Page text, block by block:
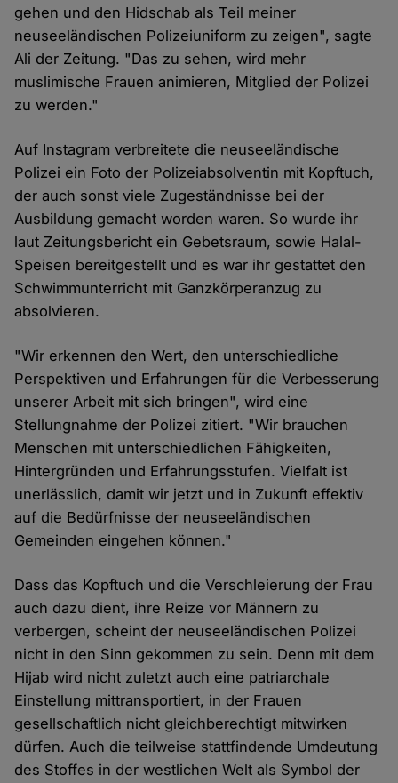
gehen und den Hidschab als Teil meiner
neuseeländischen Polizeiuniform zu zeigen", sagte
Ali der Zeitung. "Das zu sehen, wird mehr
muslimische Frauen animieren, Mitglied der Polizei
zu werden."
Auf Instagram verbreitete die neuseeländische
Polizei ein Foto der Polizeiabsolventin mit Kopftuch,
der auch sonst viele Zugeständnisse bei der
Ausbildung gemacht worden waren. So wurde ihr
laut Zeitungsbericht ein Gebetsraum, sowie Halal-
Speisen bereitgestellt und es war ihr gestattet den
Schwimmunterricht mit Ganzkörperanzug zu
absolvieren.
"Wir erkennen den Wert, den unterschiedliche
Perspektiven und Erfahrungen für die Verbesserung
unserer Arbeit mit sich bringen", wird eine
Stellungnahme der Polizei zitiert. "Wir brauchen
Menschen mit unterschiedlichen Fähigkeiten,
Hintergründen und Erfahrungsstufen. Vielfalt ist
unerlässlich, damit wir jetzt und in Zukunft effektiv
auf die Bedürfnisse der neuseeländischen
Gemeinden eingehen können."
Dass das Kopftuch und die Verschleierung der Frau
auch dazu dient, ihre Reize vor Männern zu
verbergen, scheint der neuseeländischen Polizei
nicht in den Sinn gekommen zu sein. Denn mit dem
Hijab wird nicht zuletzt auch eine patriarchale
Einstellung mittransportiert, in der Frauen
gesellschaftlich nicht gleichberechtigt mitwirken
dürfen. Auch die teilweise stattfindende Umdeutung
des Stoffes in der westlichen Welt als Symbol der